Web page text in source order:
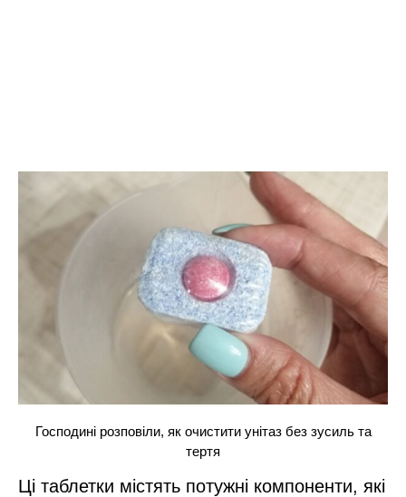
Господині розповіли, як очистити унітаз без зусиль та
тертя
Ці таблетки містять потужні компоненти, які